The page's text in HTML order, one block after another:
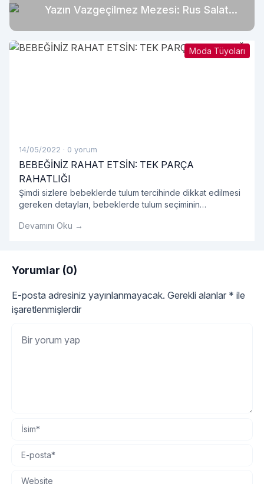
Yazın Vazgeçilmez Mezesi: Rus Salatası
Moda Tüyoları
14/05/2022 · 0 yorum
BEBEĞİNİZ RAHAT ETSİN: TEK PARÇA
RAHATLIĞI
Şimdi sizlere bebeklerde tulum tercihinde dikkat edilmesi
gereken detayları, bebeklerde tulum seçiminin
tüm detayları sırasıyla açıklayalım.
Devamını Oku →
Yorumlar (0)
E-posta adresiniz yayınlanmayacak. Gerekli alanlar * ile
işaretlenmişlerdir